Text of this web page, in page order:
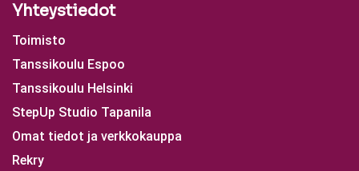
Yhteystiedot
Toimisto
Tanssikoulu Espoo
Tanssikoulu Helsinki
StepUp Studio Tapanila
Omat tiedot ja verkkokauppa
Rekry